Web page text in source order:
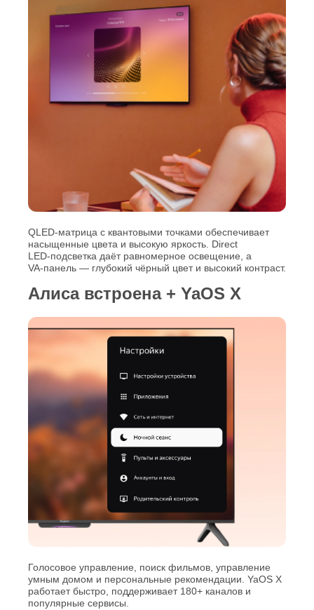
QLED‑матрица с квантовыми точками обеспечивает
насыщенные цвета и высокую яркость. Direct
LED‑подсветка даёт равномерное освещение, а
VA‑панель — глубокий чёрный цвет и высокий контраст.
Алиса встроена + YaOS X
Голосовое управление, поиск фильмов, управление
умным домом и персональные рекомендации. YaOS X
работает быстро, поддерживает 180+ каналов и
популярные сервисы.